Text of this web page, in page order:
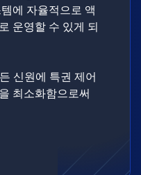
에 자율적으로 액
운영할 수 있게 되
신원에 특권 제어
최소화함으로써